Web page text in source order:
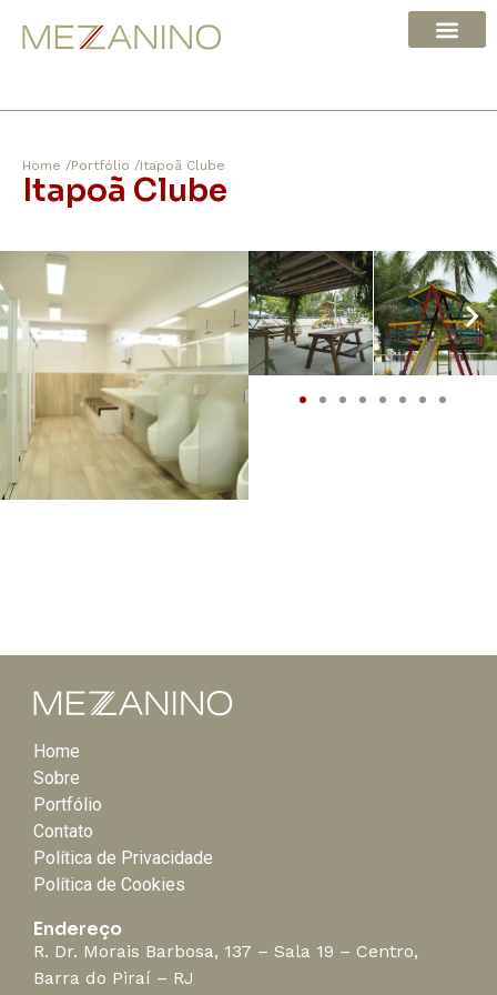
Home /Portfólio /Itapoã Clube
Itapoã Clube
Home
Sobre
Portfólio
Contato
Política de Privacidade
Política de Cookies
Endereço
R. Dr. Morais Barbosa, 137 – Sala 19 – Centro,
Barra do Piraí – RJ